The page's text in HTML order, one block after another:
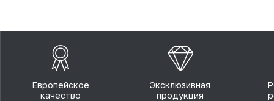
Европейское
качество
Эксклюзивная
продукция